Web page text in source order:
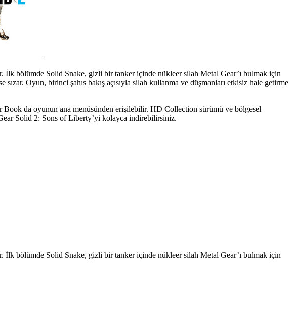
bölümde Solid Snake, gizli bir tanker içinde nükleer silah Metal Gear’ı bulmak için
Oyun, birinci şahıs bakış açısıyla silah kullanma ve düşmanları etkisiz hale getirme
da oyunun ana menüsünden erişilebilir. HD Collection sürümü ve bölgesel
Solid 2: Sons of Liberty’yi kolayca indirebilirsiniz.
bölümde Solid Snake, gizli bir tanker içinde nükleer silah Metal Gear’ı bulmak için